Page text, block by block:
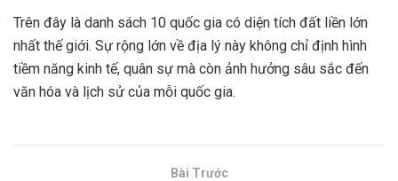
Trên đây là danh sách 10 quốc gia có diện tích đất liền lớn
nhất thế giới. Sự rộng lớn về địa lý này không chỉ định hình
tiềm năng kinh tế, quân sự mà còn ảnh hưởng sâu sắc đến
văn hóa và lịch sử của mỗi quốc gia.
Bài Trước